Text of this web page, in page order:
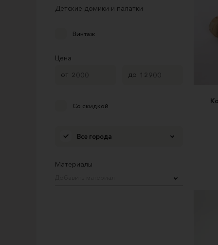
Детские домики и палатки
Винтаж
Цена
от
до
Со скидкой
Все города
Материалы